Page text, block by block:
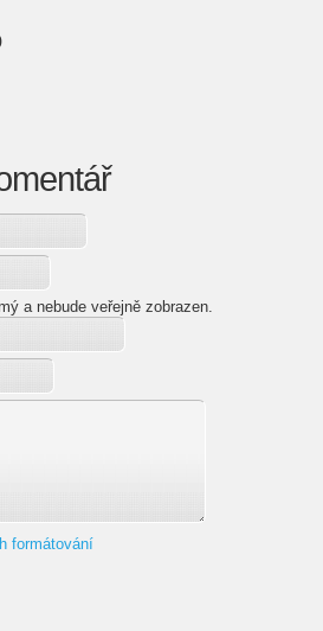
a nebude veřejně zobrazen.
formátování